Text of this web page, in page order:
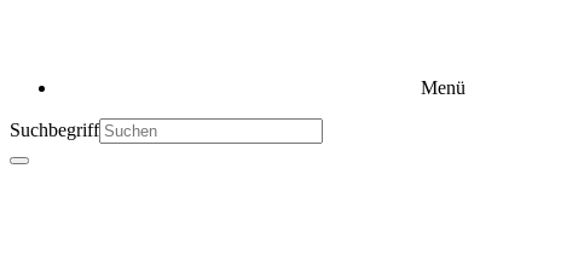
Menü
Suchbegriff